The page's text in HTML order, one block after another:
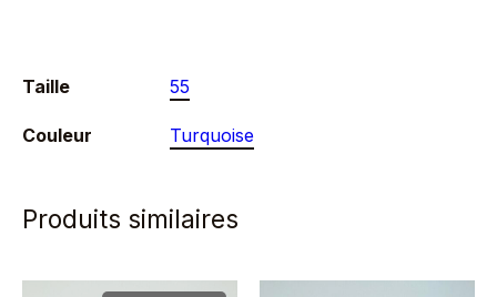
Taille 55
Couleur Turquoise
Produits similaires